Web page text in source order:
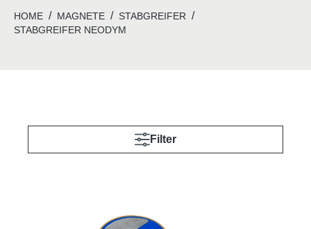
HOME / MAGNETE / STABGREIFER /
STABGREIFER NEODYM
Filter